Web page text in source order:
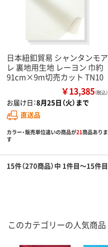
日本紐釦貿易 シャンタンモア
レ 裏地用生地 レーヨン 巾約
91cm×9m切売カット TN10
￥13,385（税込）
お届け日：8月25日（火）まで
直送品
カラー・販売単位違いの商品が21商品ありま
す
15件（270商品）中 1件目～15件目
このカテゴリーの人気商品